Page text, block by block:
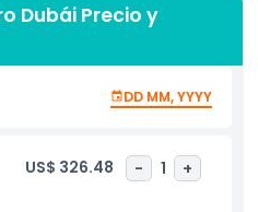
y no por el motor, los
más seguros. Incluso
sigue girando, permitiendo
Los girocópteros son
Son perfectos para
un vuelo uno a uno con el
y una verdadera sensación
convierte en una excelente
Dubái Precio y
DD MM, YYYY
US$ 326.48 - 1 +